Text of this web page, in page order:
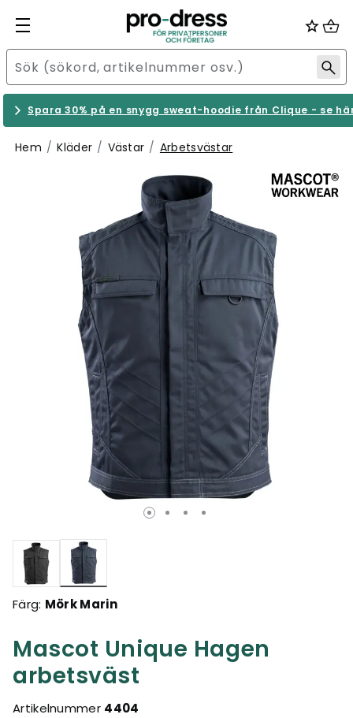
Spara 30% på en snygg sweat-hoodie från Clique - se
Hem Kläder Västar Arbetsvästar
Mascot Unique Hagen
arbetsväst
Artikelnummer 4404
Valda
Färg: Mörk Marin